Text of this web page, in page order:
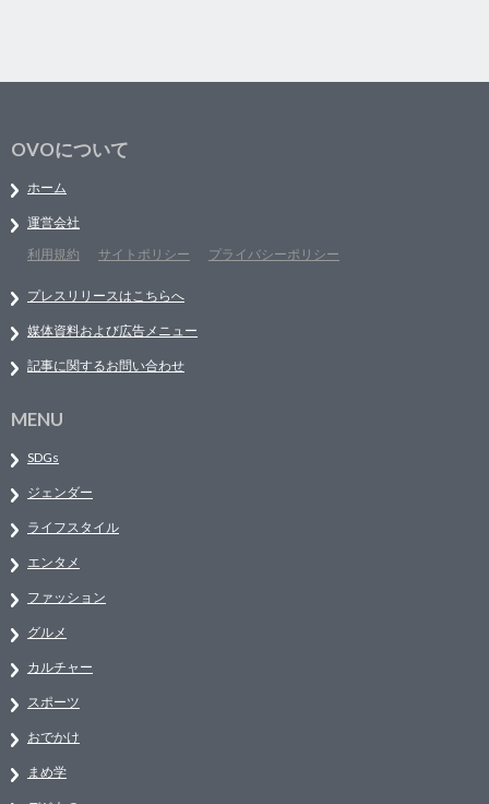
OVOについて
ホーム
運営会社
利用規約
サイトポリシー プライバシーポリシー
プレスリリースはこちらへ
媒体資料および広告メニュー
記事に関するお問い合わせ
MENU
SDGs
ジェンダー
ライフスタイル
エンタメ
ファッション
グルメ
カルチャー
スポーツ
おでかけ
まめ学